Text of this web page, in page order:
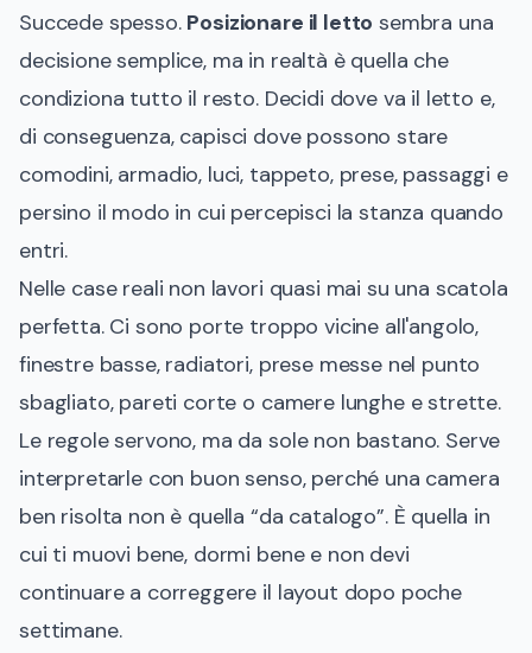
Succede spesso. Posizionare il letto sembra una
decisione semplice, ma in realtà è quella che
condiziona tutto il resto. Decidi dove va il letto e,
di conseguenza, capisci dove possono stare
comodini, armadio, luci, tappeto, prese, passaggi e
persino il modo in cui percepisci la stanza quando
entri.
Nelle case reali non lavori quasi mai su una scatola
perfetta. Ci sono porte troppo vicine all'angolo,
finestre basse, radiatori, prese messe nel punto
sbagliato, pareti corte o camere lunghe e strette.
Le regole servono, ma da sole non bastano. Serve
interpretarle con buon senso, perché una camera
ben risolta non è quella “da catalogo”. È quella in
cui ti muovi bene, dormi bene e non devi
continuare a correggere il layout dopo poche
settimane.